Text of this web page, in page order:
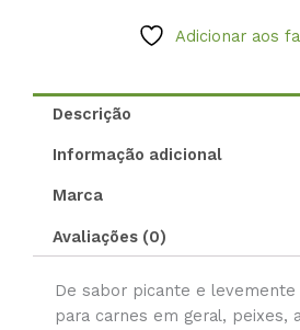
Adicionar aos
Descrição
Informação adicional
Marca
Avaliações (0)
De sabor picante e levemente
para carnes em geral, peixes,